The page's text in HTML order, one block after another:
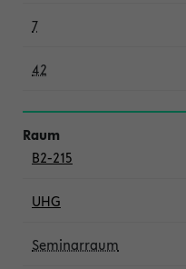
7
42
B2-215
UHG
Seminarraum